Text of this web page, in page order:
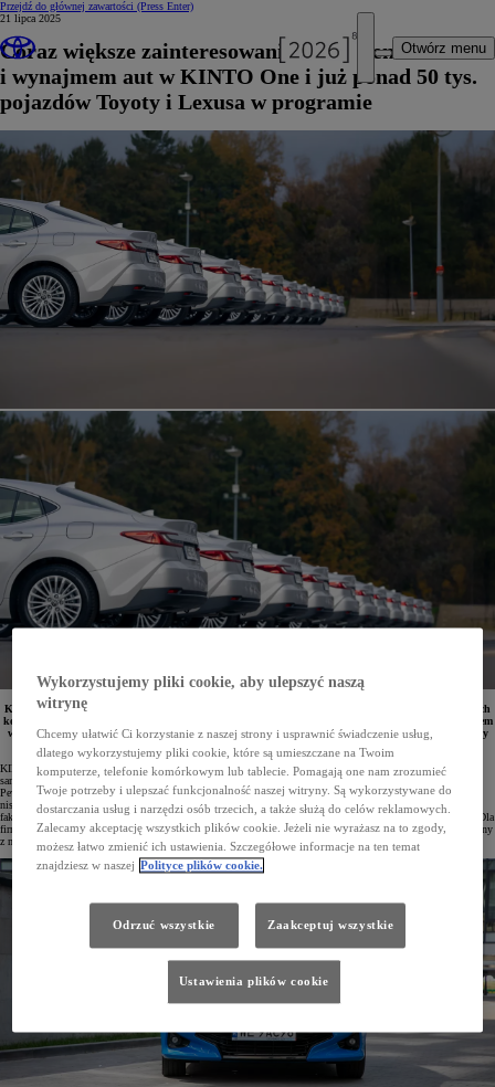
Przejdź do głównej zawartości (Press Enter)
Otwórz menu
21 lipca 2025
Coraz większe zainteresowanie leasingiem
i wynajmem aut w KINTO One i już ponad 50 tys.
pojazdów Toyoty i Lexusa w programie
KINTO One obsługuje już ponad 50 tys. pojazdów, a w pierwszej połowie 2025 roku liczba zawartych
kontraktów sięgnęła 11 102, co oznacza wzrost o 19,6% rok do roku. Najchętniej wybieranym modelem
w ofercie leasingowej pozostaje Toyota Corolla, a segment Toyota Professional odnotował imponujący
KINTO One jest kompleksową ofertą leasingu i wynajmu długoterminowego nowych oraz używanych
samochodów dostępną u dilerów Toyoty i Lexusa, w salonach Toyota Professional oraz w punktach Toyota
Pewne Auto specjalizujących się w sprzedaży aut z rynku wtórnego. Program wyróżnia się atrakcyjnymi,
niskimi ratami miesięcznymi, elastyczną wysokością wpłaty początkowej oraz możliwością ujęcia w jednej
fakturze wszystkich kosztów – od serwisu, przez pełne ubezpieczenie, po wymianę i przechowywanie opon. Dla
firm dostępna jest także opcja zarządzania flotą, natomiast Leasing Konsumencki KINTO One został stworzony
z myślą o klientach indywidualnych.
Wykorzystujemy pliki cookie, aby ulepszyć naszą
witrynę
Chcemy ułatwić Ci korzystanie z naszej strony i usprawnić świadczenie usług,
dlatego wykorzystujemy pliki cookie, które są umieszczane na Twoim
komputerze, telefonie komórkowym lub tablecie. Pomagają one nam zrozumieć
Twoje potrzeby i ulepszać funkcjonalność naszej witryny. Są wykorzystywane do
dostarczania usług i narzędzi osób trzecich, a także służą do celów reklamowych.
Zalecamy akceptację wszystkich plików cookie. Jeżeli nie wyrażasz na to zgody,
możesz łatwo zmienić ich ustawienia. Szczegółowe informacje na ten temat
znajdziesz w naszej Polityce plików cookie.
Odrzuć wszystkie Zaakceptuj wszystkie
Ustawienia plików cookie